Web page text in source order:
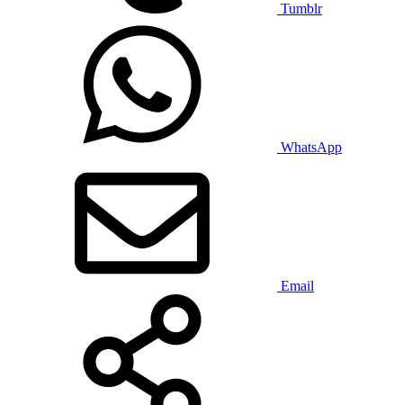
Tumblr
WhatsApp
Email